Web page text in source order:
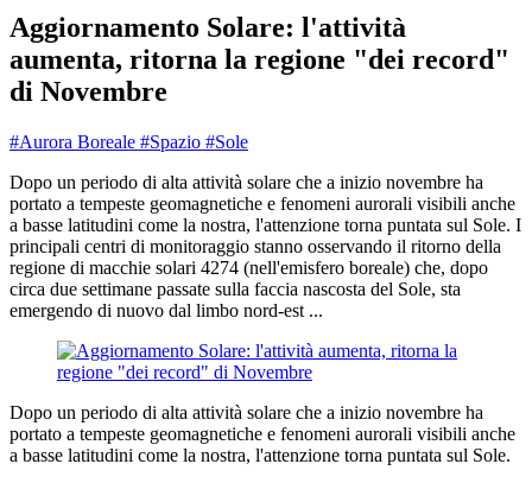
Aggiornamento Solare: l'attività
aumenta, ritorna la regione "dei record"
di Novembre
#Aurora Boreale #Spazio #Sole
Dopo un periodo di alta attività solare che a inizio novembre ha
portato a tempeste geomagnetiche e fenomeni aurorali visibili anche
a basse latitudini come la nostra, l'attenzione torna puntata sul Sole. I
principali centri di monitoraggio stanno osservando il ritorno della
regione di macchie solari 4274 (nell'emisfero boreale) che, dopo
circa due settimane passate sulla faccia nascosta del Sole, sta
emergendo di nuovo dal limbo nord-est ...
Dopo un periodo di alta attività solare che a inizio novembre ha
portato a tempeste geomagnetiche e fenomeni aurorali visibili anche
a basse latitudini come la nostra, l'attenzione torna puntata sul Sole.